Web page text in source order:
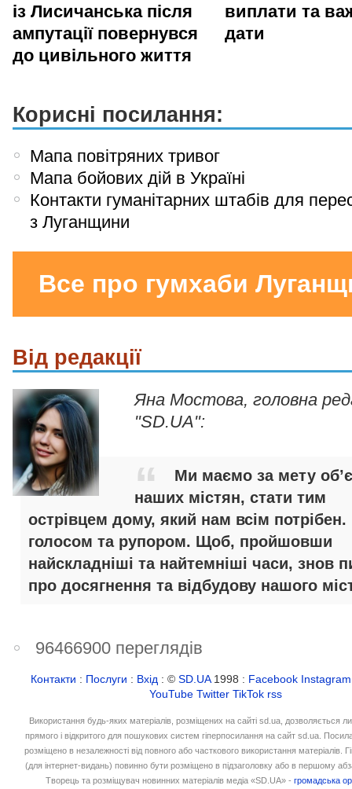
із Лисичанська після
ампутації повернувся
до цивільного життя
виплати та
дати
Корисні посилання:
Мапа повітряних тривог
Мапа бойових дій в Україні
Контакти гуманітарних штабів для
з Луганщини
Все про гумхаби
Від редакції
Яна Мостова, головна
"SD.UA":
Ми маємо за мету
наших містян, стати тим
острівцем дому, який нам всім потрібен.
голосом та рупором. Щоб, пройшовши
найскладніші та найтемніші часи, знов
про досягнення та відбудову нашого
96466900 переглядів
Контакти : Послуги : Вхід : ©SD.UA1998 : Facebook Instagram
YouTube Twitter TikTok rss
Використання будь-яких матеріалів, розміщених на сайті sd.ua, дозволяється
прямого і відкритого для пошукових систем гіперпосилання на сайт sd.ua.
розміщено в незалежності від повного або часткового використання матеріалів.
(для інтернет-видань) повинно бути розміщено в підзаголовку або в першому
Творець та розміщувач новинних матеріалів медіа «SD.UA» -громадська